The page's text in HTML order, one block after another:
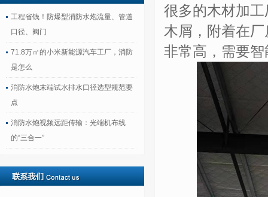
工程省钱！防爆型消防水炮流量、管道
口径、阀门
71.8万㎡的小米新能源汽车工厂，消防
是怎么
消防水炮末端试水排水口径选型规范要
点
消防水炮视频远距传输：光端机布线
的“三合一”
很多的木材加
木屑，附着在
非常高，需要